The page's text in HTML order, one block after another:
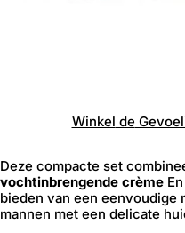
Winkel de
Deze compacte set
vochtinbrengende crème En
bieden van een
mannen met een delicate